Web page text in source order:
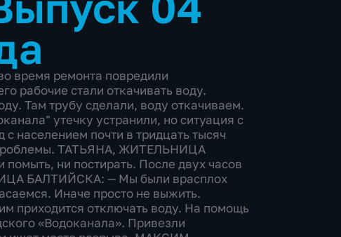
время ремонта повредили
рабочие стали откачивать воду.
трубу сделали, воду откачиваем.
утечку устранили, но ситуация с
населением почти в тридцать тысяч
проблемы. ТАТЬЯНА, ЖИТЕЛЬНИЦА
ни постирать. После двух часов
БАЛТИЙСКА: — Мы были врасплох
Иначе просто не выжить.
приходится отключать воду. На помощь
«Водоканала». Привезли